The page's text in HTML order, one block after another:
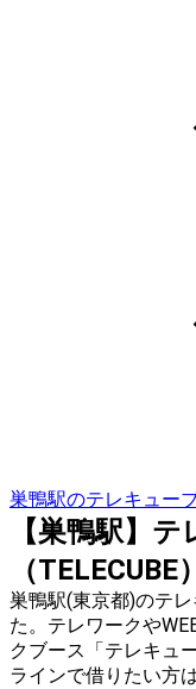
巣鴨駅のテレキューブ
【巣鴨駅】
（
巣鴨駅(東京都)のテ
た。テレワークや
クブース「テレキュ
ラインで借りたい方